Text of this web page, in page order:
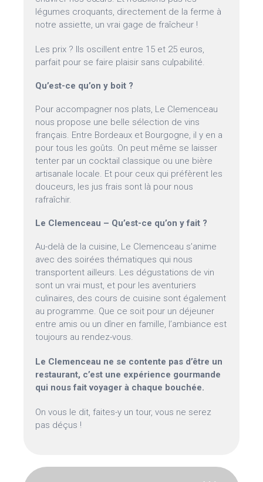
légumes croquants, directement de la ferme à
notre assiette, un vrai gage de fraîcheur !
Les prix ? Ils oscillent entre 15 et 25 euros,
parfait pour se faire plaisir sans culpabilité.
Qu’est-ce qu’on y boit ?
Pour accompagner nos plats, Le Clemenceau
nous propose une belle sélection de vins
français. Entre Bordeaux et Bourgogne, il y en a
pour tous les goûts. On peut même se laisser
tenter par un cocktail classique ou une bière
artisanale locale. Et pour ceux qui préfèrent les
douceurs, les jus frais sont là pour nous
rafraîchir.
Le Clemenceau – Qu’est-ce qu’on y fait ?
Au-delà de la cuisine, Le Clemenceau s’anime
avec des soirées thématiques qui nous
transportent ailleurs. Les dégustations de vin
sont un vrai must, et pour les aventuriers
culinaires, des cours de cuisine sont également
au programme. Que ce soit pour un déjeuner
entre amis ou un dîner en famille, l’ambiance est
toujours au rendez-vous.
Le Clemenceau ne se contente pas d’être un
restaurant, c’est une expérience gourmande
qui nous fait voyager à chaque bouchée.
On vous le dit, faites-y un tour, vous ne serez
pas déçus !